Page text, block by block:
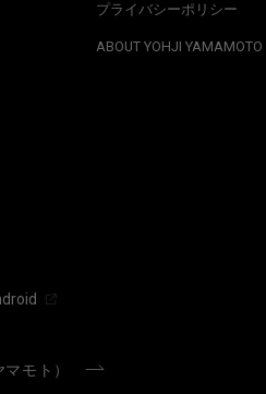
プライバシーポリシー
ABOUT YOHJI YAMAMOTO
モト）